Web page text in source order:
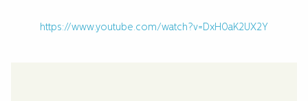
https://www.youtube.com/watch?v=DxH0aK2UX2Y